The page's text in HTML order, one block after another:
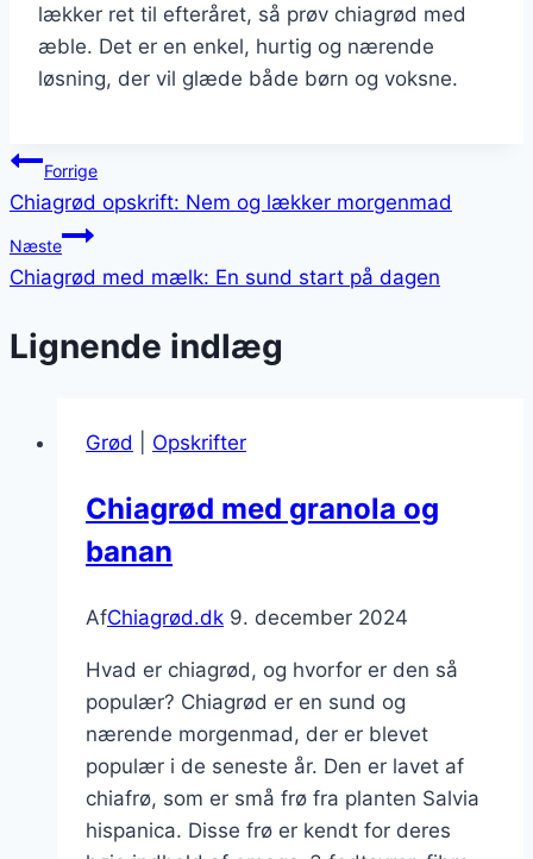
lækker ret til efteråret, så prøv chiagrød med
æble. Det er en enkel, hurtig og nærende
løsning, der vil glæde både børn og voksne.
Indlægsnavigation
Forrige
Chiagrød opskrift: Nem og lækker morgenmad
Næste
Chiagrød med mælk: En sund start på dagen
Lignende indlæg
Grød Opskrifter
Chiagrød med granola og
banan
AfChiagrød.dk 9. december 2024
Hvad er chiagrød, og hvorfor er den så
populær? Chiagrød er en sund og
nærende morgenmad, der er blevet
populær i de seneste år. Den er lavet af
chiafrø, som er små frø fra planten Salvia
hispanica. Disse frø er kendt for deres